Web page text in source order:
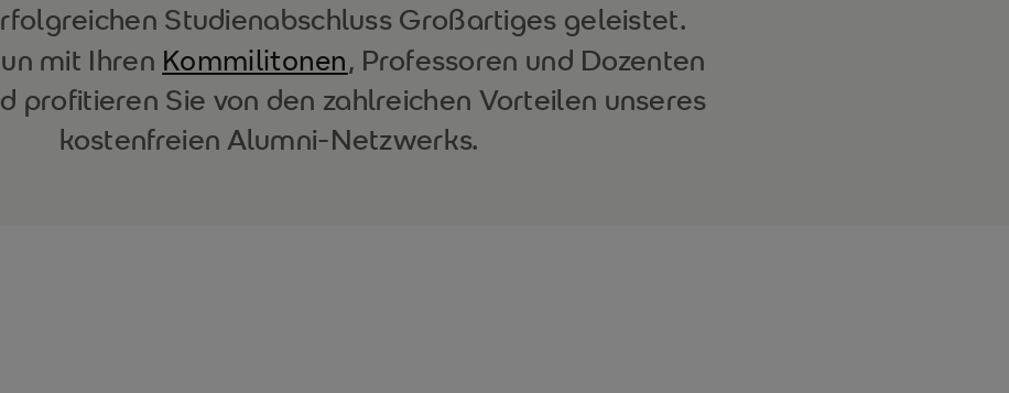
Studienabschluss Großartiges geleistet.
mit Ihren Kommilitonen, Professoren und Dozenten
profitieren Sie von den zahlreichen Vorteilen unseres
kostenfreien Alumni-Netzwerks.